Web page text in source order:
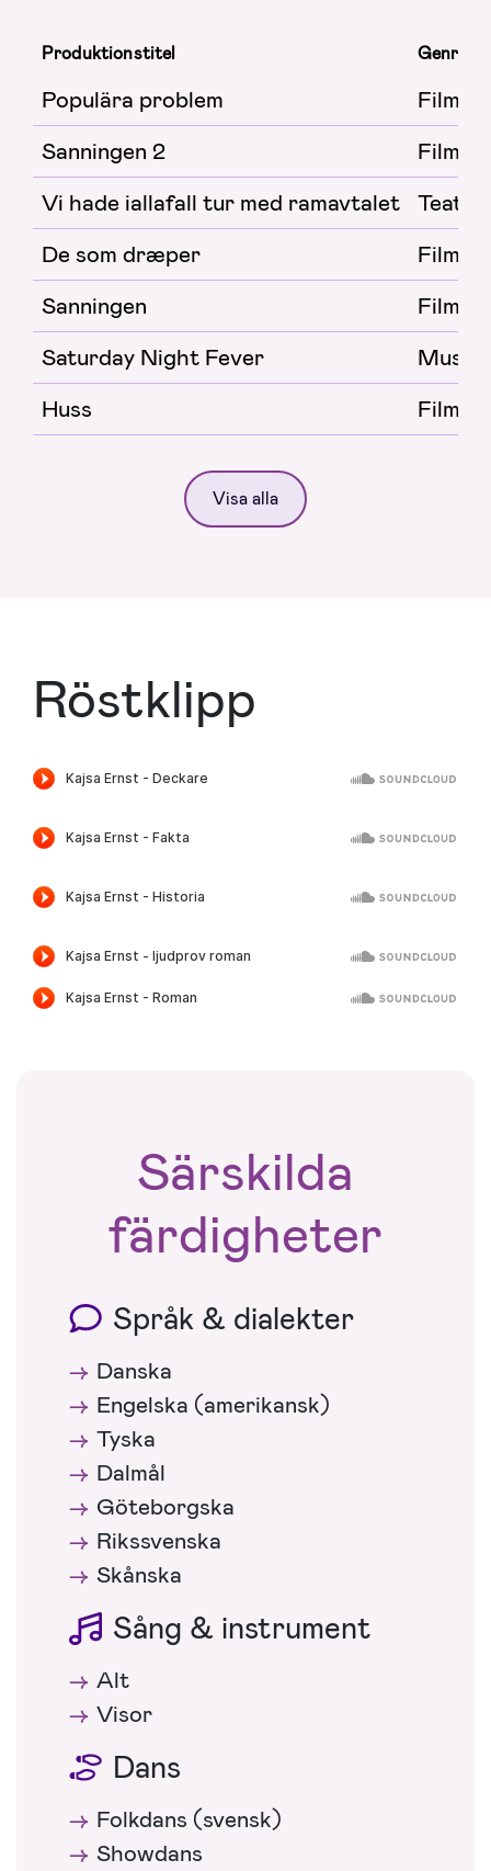
Produktionstitel Genre
Populära problem
Film/
Sanningen 2
Film/
Vi hade iallafall tur med ramavtalet Teater
De som dræper
Film/
Sanningen
Film/
Saturday Night Fever
Huss
Film/
Visa alla
Röstklipp
Särskilda
färdigheter
Språk & dialekter
Danska
Engelska (amerikansk)
Tyska
Dalmål
Göteborgska
Rikssvenska
Skånska
Sång & instrument
Alt
Visor
Dans
Folkdans (svensk)
Showdans